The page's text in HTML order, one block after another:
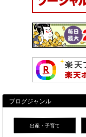
ブログジャンル
出産・子育て